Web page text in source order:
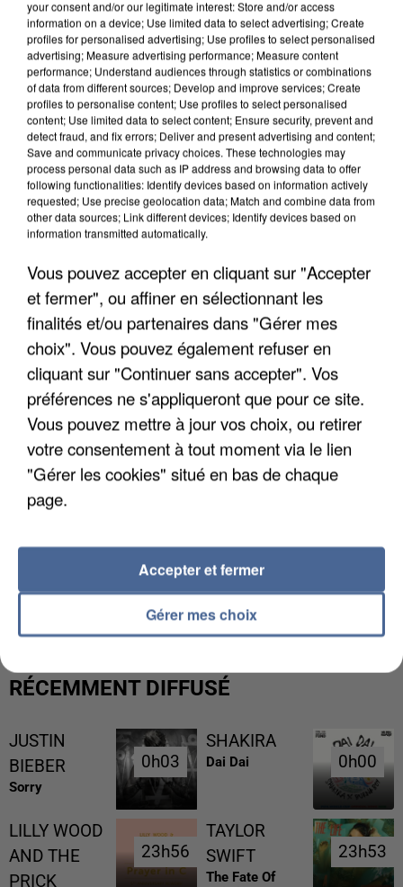
APRÈS TOUTES CES CANICULES, LES REFUGES
DE FAUNE SAUVAGE SONT...
L’UN DES FONDATEURS SUPPOSÉS DE LA DZ
MAFIA INTERPELLÉ EN ALGÉRIE
RÉCEMMENT DIFFUSÉ
JUSTIN
BIEBER
Sorry
0h03
0h03
SHAKIRA
Dai Dai 0h00
0h00
LILLY WOOD
AND THE
PRICK
23h56
23h56
TAYLOR
SWIFT
The Fate Of
23h53
23h53
your consent and/or our legitimate interest: Store and/or access
information on a device; Use limited data to select advertising; Create
profiles for personalised advertising; Use profiles to select personalised
advertising; Measure advertising performance; Measure content
performance; Understand audiences through statistics or combinations
of data from different sources; Develop and improve services; Create
profiles to personalise content; Use profiles to select personalised
content; Use limited data to select content; Ensure security, prevent and
detect fraud, and fix errors; Deliver and present advertising and content;
Save and communicate privacy choices. These technologies may
process personal data such as IP address and browsing data to offer
following functionalities: Identify devices based on information actively
requested; Use precise geolocation data; Match and combine data from
other data sources; Link different devices; Identify devices based on
information transmitted automatically.
Vous pouvez accepter en cliquant sur "Accepter
et fermer", ou affiner en sélectionnant les
finalités et/ou partenaires dans "Gérer mes
choix". Vous pouvez également refuser en
cliquant sur "Continuer sans accepter". Vos
préférences ne s'appliqueront que pour ce site.
Vous pouvez mettre à jour vos choix, ou retirer
votre consentement à tout moment via le lien
"Gérer les cookies" situé en bas de chaque
page.
Gérer mes choix
Accepter et fermer